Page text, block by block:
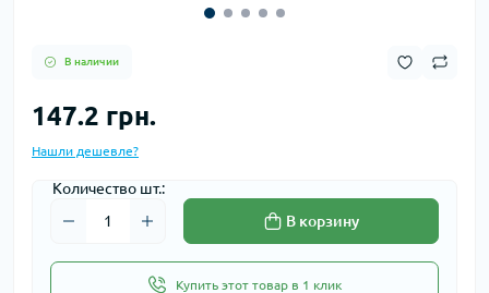
В наличии
147.2 грн.
Нашли дешевле?
Количество шт.:
В корзину
Купить этот товар в 1 клик